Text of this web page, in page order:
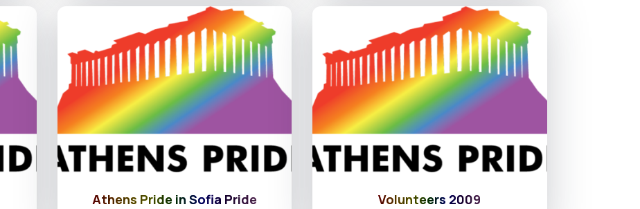
Athens Pride in Sofia Pride Volunteers 2009